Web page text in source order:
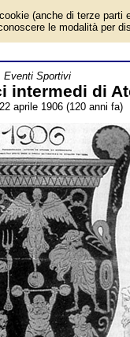
1906 - Almanacco
la rubrica 'Eventi
moderna, lo sport
Eventi Sportivi
intermedi di
aprile 1906 (120 anni fa)
(anche di terze parti
le modalità per